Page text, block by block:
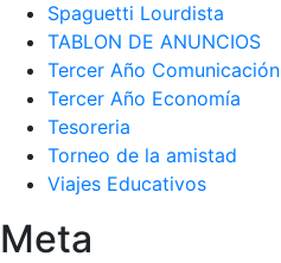
Spaguetti Lourdista
TABLON DE ANUNCIOS
Tercer Año Comunicación
Tercer Año Economía
Tesoreria
Torneo de la amistad
Viajes Educativos
Meta